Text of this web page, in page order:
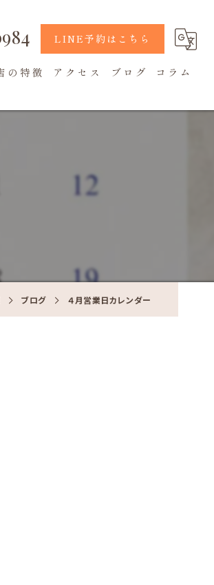
LINE予約はこちら
の特徴 アクセス ブログ コラム
ブログ ４月営業日カレンダー